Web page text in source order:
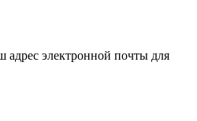
адрес электронной почты для